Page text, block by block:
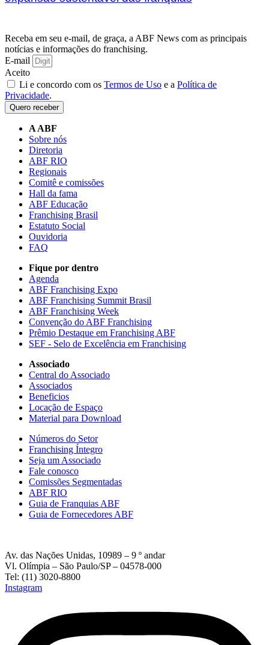
Receba em seu e-mail, de graça, a ABF News com as principais
notícias e informações do franchising.
E-mail
Aceito
Li e concordo com os Termos de Uso e a Política de
Privacidade.
Quero receber
A ABF
Sobre nós
Diretoria
ABF RIO
Regionais
Comitê e comissões
Hall da fama
ABF Educação
Franchising Brasil
Estatuto Social
Ouvidoria
FAQ
Fique por dentro
Agenda
ABF Franchising Expo
ABF Franchising Summit Brasil
ABF Franchising Week
Convenção do ABF Franchising
Prêmio Destaque em Franchising ABF
SEF - Selo de Excelência em Franchising
Associado
Central do Associado
Associados
Beneficios
Locação de Espaço
Material para Download
Números do Setor
Franchising Íntegro
Seja um Associado
Fale conosco
Comissões Segmentadas
ABF RIO
Guia de Franquias ABF
Guia de Fornecedores ABF
Av. das Nações Unidas, 10989 – 9 º andar
Vl. Olímpia – São Paulo/SP – 04578-000
Tel: (11) 3020-8800
Instagram